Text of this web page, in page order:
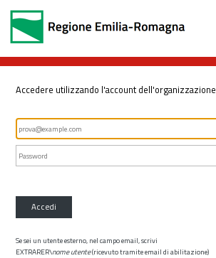
Accedere utilizzando l'account dell'organizzazione
Accedi
Se sei un utente esterno, nel campo email, scrivi
EXTRARER\nome utente(ricevuto tramite email di abilitazione)